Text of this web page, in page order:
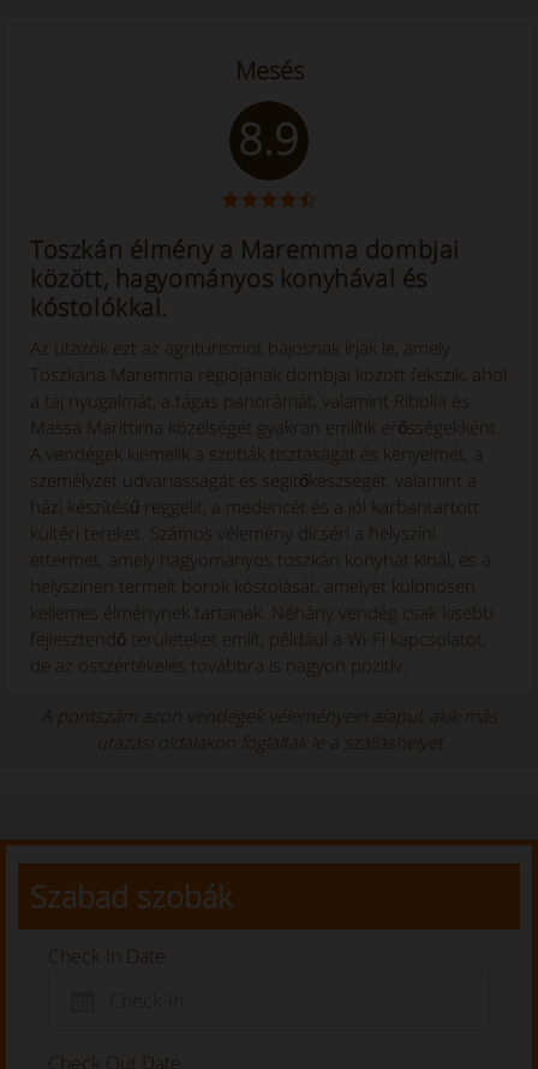
Mesés
8.9
Toszkán élmény a Maremma dombjai
között, hagyományos konyhával és
kóstolókkal.
Az utazók ezt az agriturismot bájosnak írják le, amely
Toszkána Maremma régiójának dombjai között fekszik, ahol
a táj nyugalmát, a tágas panorámát, valamint Ribolla és
Massa Marittima közelségét gyakran említik erősségekként.
A vendégek kiemelik a szobák tisztaságát és kényelmét, a
személyzet udvariasságát és segítőkészségét, valamint a
házi készítésű reggelit, a medencét és a jól karbantartott
kültéri tereket. Számos vélemény dicséri a helyszíni
éttermet, amely hagyományos toszkán konyhát kínál, és a
helyszínen termelt borok kóstolását, amelyet különösen
kellemes élménynek tartanak. Néhány vendég csak kisebb
fejlesztendő területeket említ, például a Wi-Fi kapcsolatot,
de az összértékelés továbbra is nagyon pozitív.
A pontszám azon vendégek véleményein alapul, akik más
utazási oldalakon foglalták le a szálláshelyet
Szabad szobák
Check In Date
Check Out Date